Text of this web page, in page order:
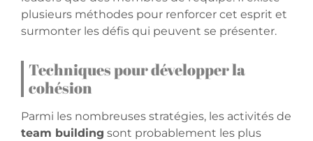
plusieurs méthodes pour renforcer cet esprit et
surmonter les défis qui peuvent se présenter.
Techniques pour développer la
cohésion
Parmi les nombreuses stratégies, les activités de
team building sont probablement les plus